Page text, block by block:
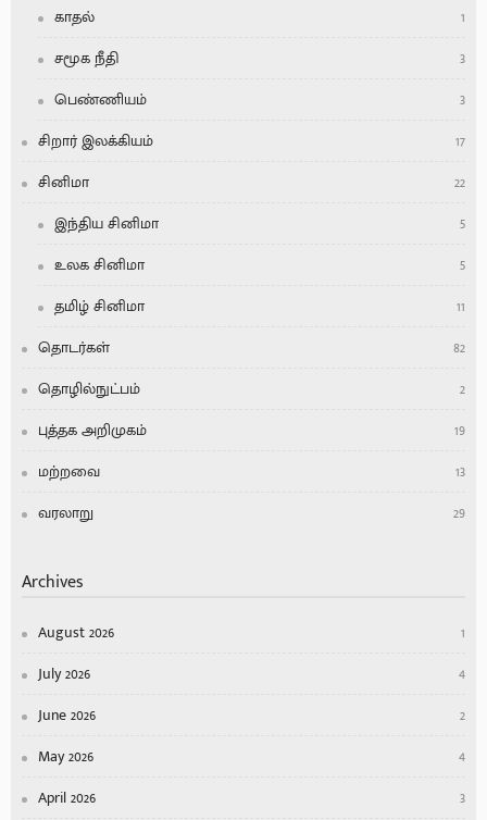
காதல்
1
சமூக நீதி
3
பெண்ணியம்
3
சிறார் இலக்கியம்
17
சினிமா
22
இந்திய சினிமா
5
உலக சினிமா
5
தமிழ் சினிமா
11
தொடர்கள்
82
தொழில்நுட்பம்
2
புத்தக அறிமுகம்
19
மற்றவை
13
வரலாறு
29
Archives
August 2026
1
July 2026
4
June 2026
2
May 2026
4
April 2026
3